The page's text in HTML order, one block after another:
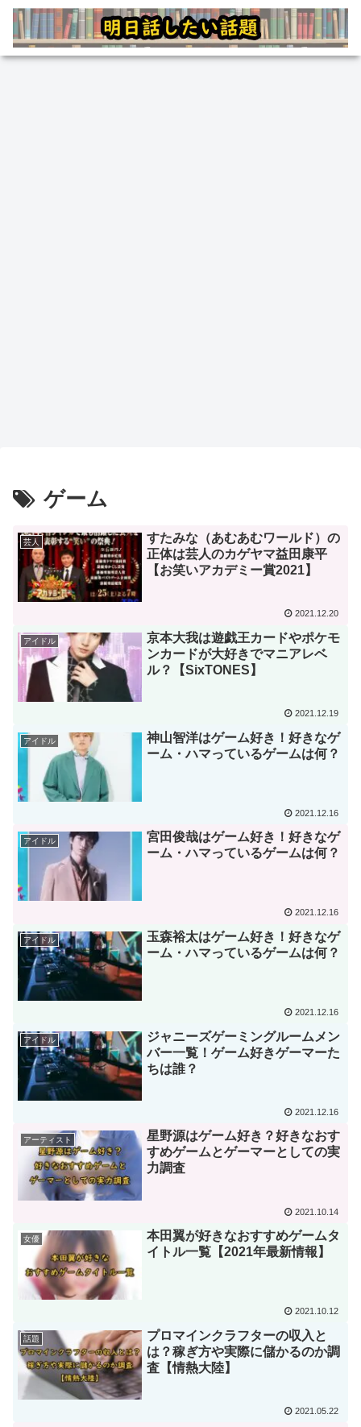
ゲーム
芸人
すたみな（あむあむワールド）の
正体は芸人のカゲヤマ益田康平
【お笑いアカデミー賞2021】
2021.12.20
アイドル
京本大我は遊戯王カードやポケモ
ンカードが大好きでマニアレベ
ル？【SixTONES】
2021.12.19
アイドル
神山智洋はゲーム好き！好きなゲ
ーム・ハマっているゲームは何？
2021.12.16
アイドル
宮田俊哉はゲーム好き！好きなゲ
ーム・ハマっているゲームは何？
2021.12.16
アイドル
玉森裕太はゲーム好き！好きなゲ
ーム・ハマっているゲームは何？
2021.12.16
アイドル
ジャニーズゲーミングルームメン
バー一覧！ゲーム好きゲーマーた
ちは誰？
2021.12.16
アーティスト
星野源はゲーム好き？好きなおす
すめゲームとゲーマーとしての実
力調査
2021.10.14
女優
本田翼が好きなおすすめゲームタ
イトル一覧【2021年最新情報】
2021.10.12
話題
プロマインクラフターの収入と
は？稼ぎ方や実際に儲かるのか調
査【情熱大陸】
2021.05.22